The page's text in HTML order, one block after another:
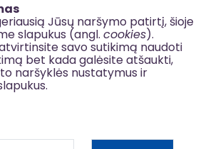
Jūsų naršymo patirtį, šioje
slapukus (angl. cookies).
savo sutikimą naudoti
bet kada galėsite atšaukti,
naršyklės nustatymus ir